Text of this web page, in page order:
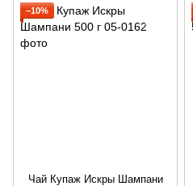
−10%
Чай Купаж Искры Шампани